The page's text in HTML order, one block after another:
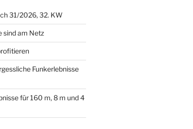
31/2026, 32. KW
sind am Netz
Funkerlebnisse
für 160 m, 8 m und 4